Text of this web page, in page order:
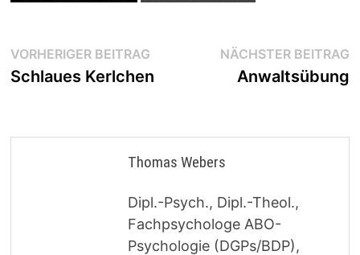
Beitragsnavigation
VORHERIGER BEITRAG Vorheriger
Beitrag:
Schlaues Kerlchen
NÄCHSTER BEITRAG
Anwaltsübung
Thomas Webers
Dipl.-Psych., Dipl.-Theol.,
Fachpsychologe ABO-
Psychologie (DGPs/BDP),